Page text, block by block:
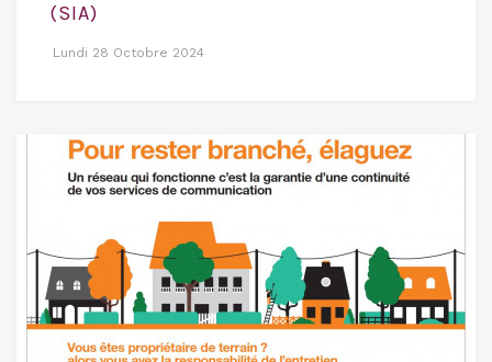
(SIA)
Lundi 28 Octobre 2024